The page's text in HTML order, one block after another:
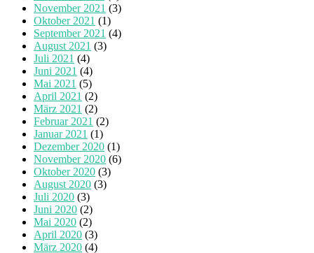
November 2021 (3)
Oktober 2021 (1)
September 2021 (4)
August 2021 (3)
Juli 2021 (4)
Juni 2021 (4)
Mai 2021 (5)
April 2021 (2)
März 2021 (2)
Februar 2021 (2)
Januar 2021 (1)
Dezember 2020 (1)
November 2020 (6)
Oktober 2020 (3)
August 2020 (3)
Juli 2020 (3)
Juni 2020 (2)
Mai 2020 (2)
April 2020 (3)
März 2020 (4)